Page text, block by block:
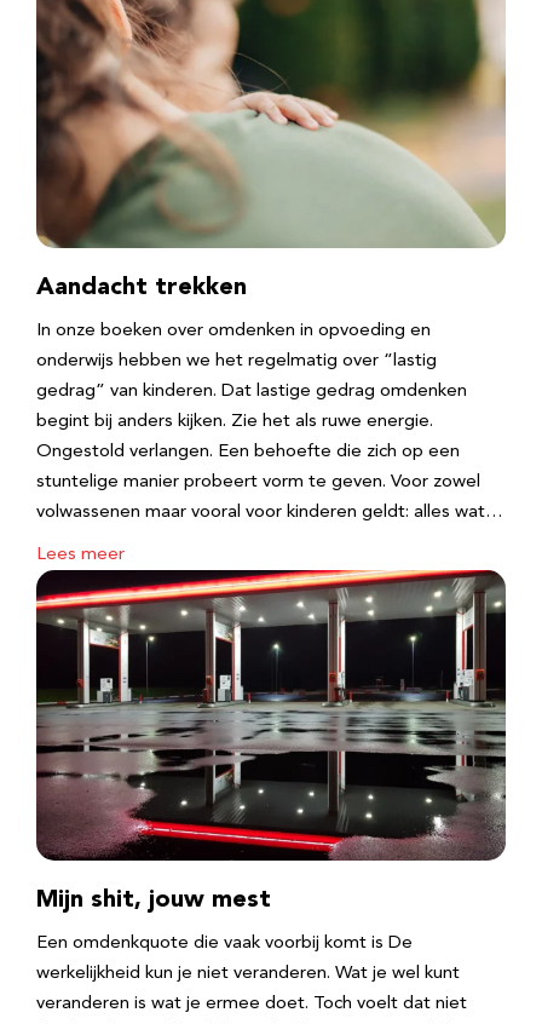
Aandacht trekken
In onze boeken over omdenken in opvoeding en
onderwijs hebben we het regelmatig over “lastig
gedrag” van kinderen. Dat lastige gedrag omdenken
begint bij anders kijken. Zie het als ruwe energie.
Ongestold verlangen. Een behoefte die zich op een
stuntelige manier probeert vorm te geven. Voor zowel
volwassenen maar vooral voor kinderen geldt: alles wat…
Lees meer
Mijn shit, jouw mest
Een omdenkquote die vaak voorbij komt is De
werkelijkheid kun je niet veranderen. Wat je wel kunt
veranderen is wat je ermee doet. Toch voelt dat niet